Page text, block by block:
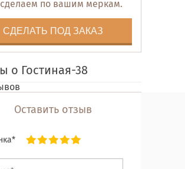
по вашим меркам.
СДЕЛАТЬ ПОД ЗАКАЗ
о Гостиная-38
Оставить отзыв